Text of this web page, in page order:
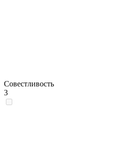
Совестливость
3